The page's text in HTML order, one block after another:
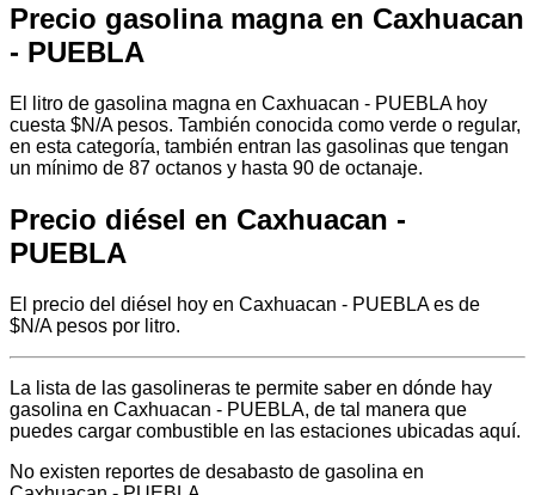
Precio gasolina magna en Caxhuacan
- PUEBLA
El litro de gasolina magna en Caxhuacan - PUEBLA hoy
cuesta $N/A pesos. También conocida como verde o regular,
en esta categoría, también entran las gasolinas que tengan
un mínimo de 87 octanos y hasta 90 de octanaje.
Precio diésel en Caxhuacan -
PUEBLA
El precio del diésel hoy en Caxhuacan - PUEBLA es de
$N/A pesos por litro.
La lista de las gasolineras te permite saber en dónde hay
gasolina en Caxhuacan - PUEBLA, de tal manera que
puedes cargar combustible en las estaciones ubicadas aquí.
No existen reportes de desabasto de gasolina en